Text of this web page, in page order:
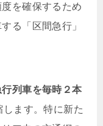
を確保するため
る「区間急行」
列車を毎時２本
ます。特に新た